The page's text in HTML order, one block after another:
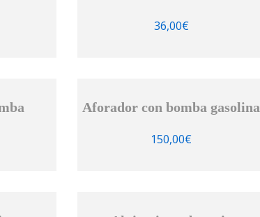
36,00€
Aforador con bomba gasolina
150,00€